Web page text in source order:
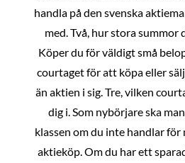
handla på den svenska
med. Två, hur stora summor
Köper du för väldigt små
courtaget för att köpa eller
än aktien i sig. Tre, vilken
dig i. Som nybörjare ska
klassen om du inte handlar för
aktieköp. Om du har ett